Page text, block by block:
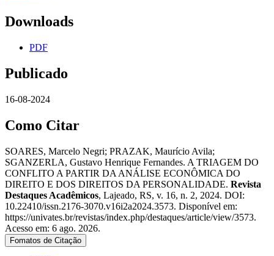
Downloads
PDF
Publicado
16-08-2024
Como Citar
SOARES, Marcelo Negri; PRAZAK, Maurício Avila;
SGANZERLA, Gustavo Henrique Fernandes. A TRIAGEM DO
CONFLITO A PARTIR DA ANÁLISE ECONÔMICA DO
DIREITO E DOS DIREITOS DA PERSONALIDADE. Revista
Destaques Acadêmicos, Lajeado, RS, v. 16, n. 2, 2024. DOI:
10.22410/issn.2176-3070.v16i2a2024.3573. Disponível em:
https://univates.br/revistas/index.php/destaques/article/view/3573.
Acesso em: 6 ago. 2026.
Fomatos de Citação